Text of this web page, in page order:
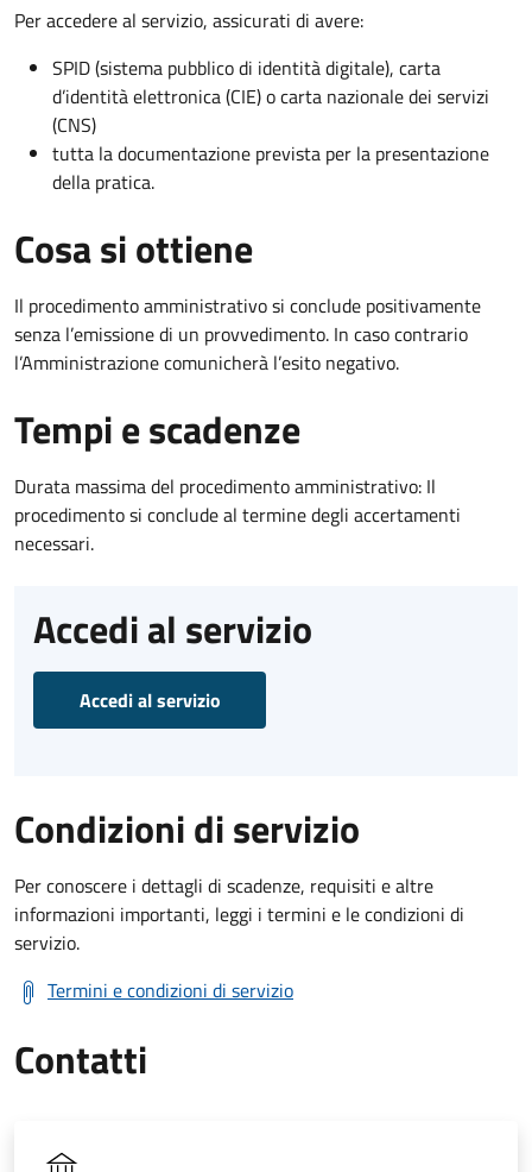
Per accedere al servizio, assicurati di avere:
SPID (sistema pubblico di identità digitale), carta
d’identità elettronica (CIE) o carta nazionale dei servizi
(CNS)
tutta la documentazione prevista per la presentazione
della pratica.
Cosa si ottiene
Il procedimento amministrativo si conclude positivamente
senza l’emissione di un provvedimento. In caso contrario
l’Amministrazione comunicherà l’esito negativo.
Tempi e scadenze
Durata massima del procedimento amministrativo: Il
procedimento si conclude al termine degli accertamenti
necessari.
Accedi al servizio
Accedi al servizio
Condizioni di servizio
Per conoscere i dettagli di scadenze, requisiti e altre
informazioni importanti, leggi i termini e le condizioni di
servizio.
Termini e condizioni di servizio
Contatti